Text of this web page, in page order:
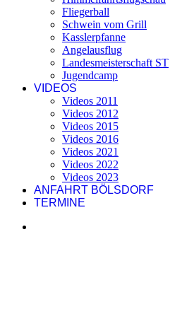
Fliegerball
Schwein vom Grill
Kasslerpfanne
Angelausflug
Landesmeisterschaft ST
Jugendcamp
VIDEOS
Videos 2011
Videos 2012
Videos 2015
Videos 2016
Videos 2021
Videos 2022
Videos 2023
ANFAHRT BÖLSDORF
TERMINE